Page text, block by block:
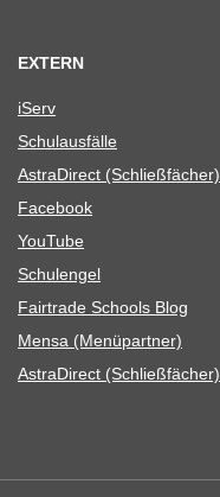
EXTERN
iServ
Schul­aus­fälle
Astra­Di­rect (Schließ­fä­cher)
Face­book
You­Tube
Schul­en­gel
Fair­trade Schools Blog
Mensa (Menü­part­ner)
Astra­Di­rect (Schließ­fä­cher)